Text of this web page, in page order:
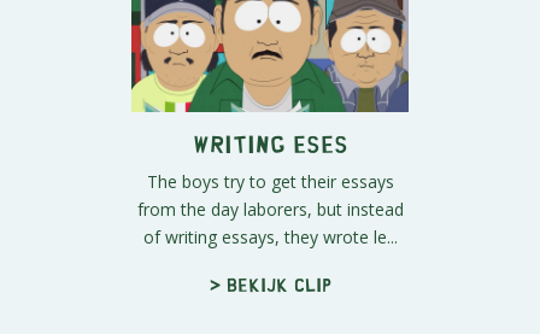
Writing Eses
The boys try to get their essays
from the day laborers, but instead
of writing essays, they wrote le...
> Bekijk clip